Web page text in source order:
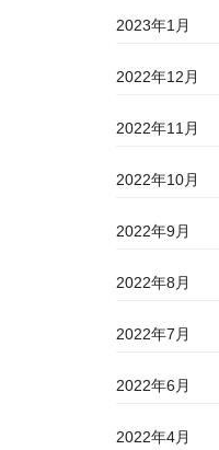
2023年1月
2022年12月
2022年11月
2022年10月
2022年9月
2022年8月
2022年7月
2022年6月
2022年4月